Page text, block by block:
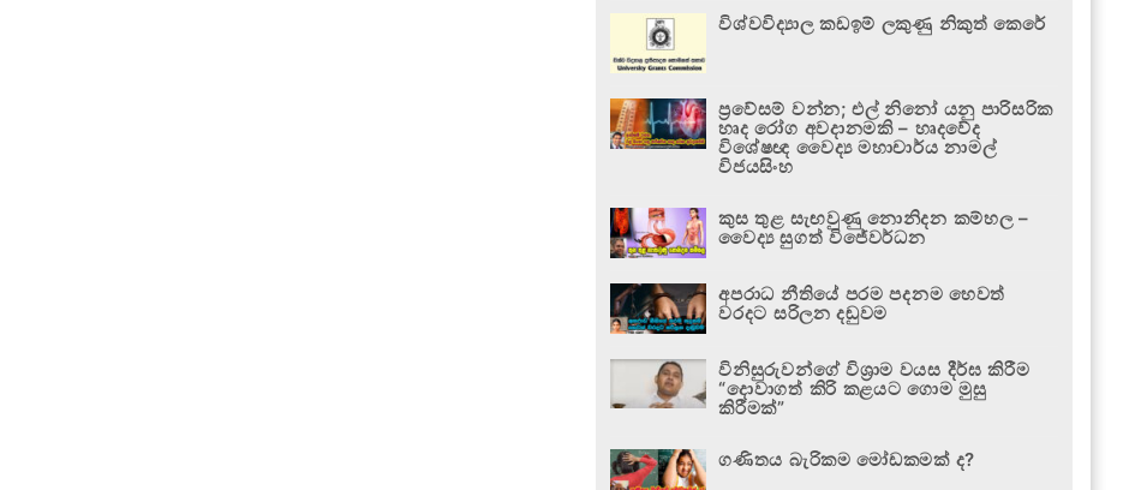
විශ්වවිද්‍යාල කඩඉම් ලකුණු නිකුත් කෙරේ
ප්‍රවේසම් වන්න; එල් නිනෝ යනු පාරිසරික
හෘද රෝග අවදානමකි – හෘදවේද
විශේෂඥ වෛද්‍ය මහාචාර්ය නාමල්
විජයසිංහ
කුස තුළ සැඟවුණු නොනිදන කම්හල –
වෛද්‍ය සුගත් විජේවර්ධන
අපරාධ නීතියේ පරම පදනම හෙවත්
වරදට සරිලන දඬුවම
විනිසුරුවන්ගේ විශ්‍රාම වයස දීර්ඝ කිරීම
“දොවාගත් කිරි කළයට ගොම මුසු
කිරීමක්”
ගණිතය බැරිකම මෝඩකමක් ද?